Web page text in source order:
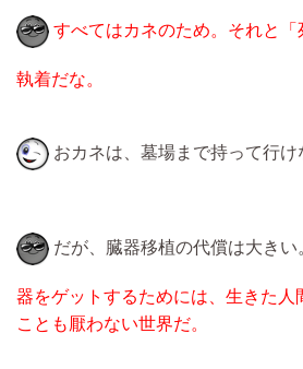
すべてはカネのため。それと「
執着だな。
おカネは、墓場まで持って行け
だが、臓器移植の代償は大きい
器をゲットするためには、生きた人
ことも厭わない世界だ。